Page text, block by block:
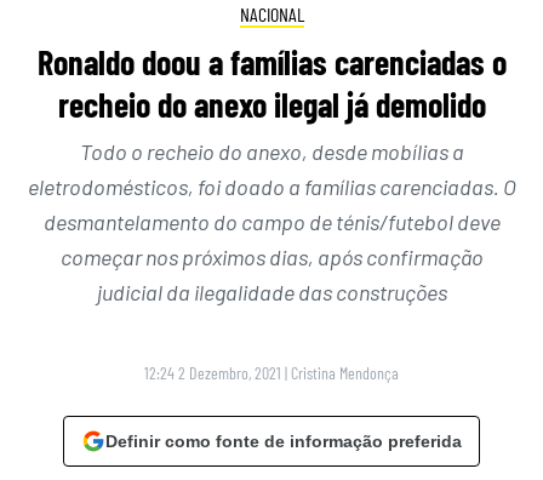
NACIONAL
Ronaldo doou a famílias carenciadas o
recheio do anexo ilegal já demolido
Todo o recheio do anexo, desde mobílias a
eletrodomésticos, foi doado a famílias carenciadas. O
desmantelamento do campo de ténis/futebol deve
começar nos próximos dias, após confirmação
judicial da ilegalidade das construções
12:24 2 Dezembro, 2021 | Cristina Mendonça
Definir como fonte de informação preferida